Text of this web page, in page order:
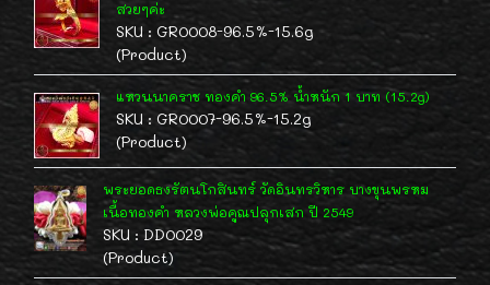
สวยๆค่ะ
SKU : GR0008-96.5%-15.6g
(Product)
แหวนนาคราช ทองคำ 96.5% น้ำหนัก 1 บาท (15.2g)
SKU : GR0007-96.5%-15.2g
(Product)
พระยอดธงรัตนโกสินทร์ วัดอินทรวิหาร บางขุนพรหม
เนื้อทองคำ หลวงพ่อคูณปลุกเสก ปี 2549
SKU : DD0029
(Product)